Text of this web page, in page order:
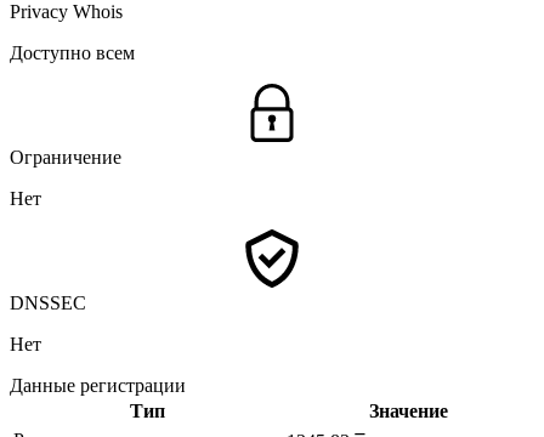
Privacy Whois
Доступно всем
Ограничение
Нет
DNSSEC
Нет
Данные регистрации
Тип
Значение